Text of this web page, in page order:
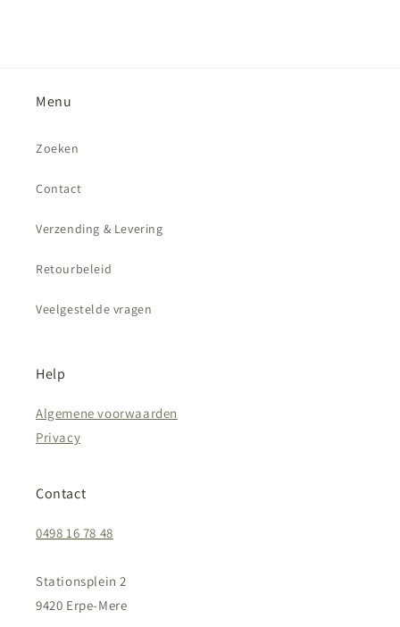
Menu
Zoeken
Contact
Verzending & Levering
Retourbeleid
Veelgestelde vragen
Help
Algemene voorwaarden
Privacy
Contact
0498 16 78 48
Stationsplein 2
9420 Erpe-Mere